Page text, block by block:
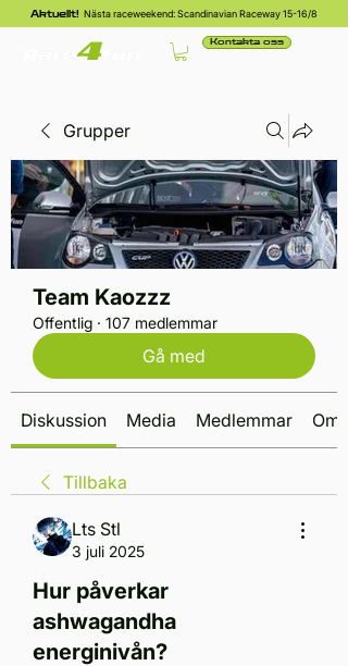
Aktuellt! Nästa raceweekend: Scandinavian Raceway 15-16/8
Kontakta oss
Grupper
Team Kaozzz
Offentlig · 107 medlemmar
Gå med
Diskussion Media Medlemmar Om
Tillbaka
Lts Stl
3 juli 2025
Hur påverkar
ashwagandha
energinivån?